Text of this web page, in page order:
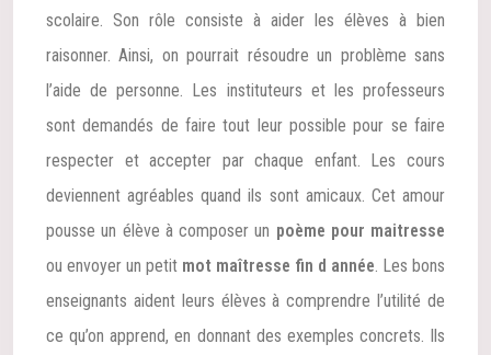
scolaire. Son rôle consiste à aider les élèves à bien
raisonner. Ainsi, on pourrait résoudre un problème sans
l’aide de personne. Les instituteurs et les professeurs
sont demandés de faire tout leur possible pour se faire
respecter et accepter par chaque enfant. Les cours
deviennent agréables quand ils sont amicaux. Cet amour
pousse un élève à composer un poème pour maitresse
ou envoyer un petit mot maîtresse fin d année. Les bons
enseignants aident leurs élèves à comprendre l’utilité de
ce qu’on apprend, en donnant des exemples concrets. Ils